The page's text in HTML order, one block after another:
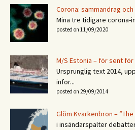
Corona: sammandrag
Mina tre tidigare corona-
posted on 11/09/2020
M/S Estonia – för sent
Ursprunglig text 2014,
infor...
posted on 29/09/2014
Glöm Kvarkenbron –
i insändarspalter